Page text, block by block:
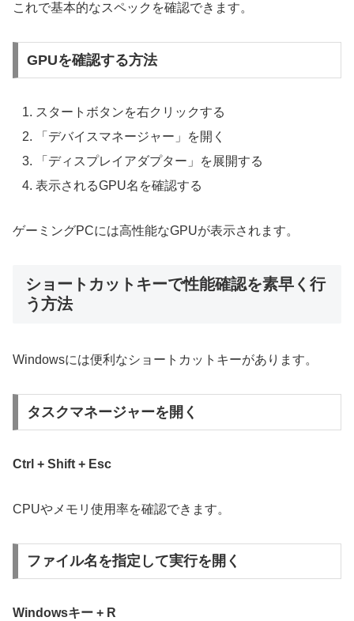
これで基本的なスペックを確認できます。
GPUを確認する方法
スタートボタンを右クリックする
「デバイスマネージャー」を開く
「ディスプレイアダプター」を展開する
表示されるGPU名を確認する
ゲーミングPCには高性能なGPUが表示されます。
ショートカットキーで性能確認を素早く行
う方法
Windowsには便利なショートカットキーがあります。
タスクマネージャーを開く
Ctrl + Shift + Esc
CPUやメモリ使用率を確認できます。
ファイル名を指定して実行を開く
Windowsキー + R